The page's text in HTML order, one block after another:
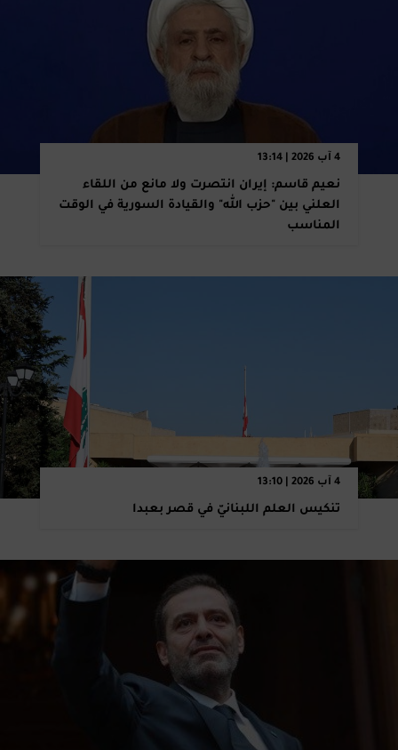
4 آب 2026 | 13:14
نعيم قاسم: إيران انتصرت ولا مانع من اللقاء
العلني بين "حزب الله" والقيادة السورية في الوقت
المناسب
4 آب 2026 | 13:10
تنكيس العلم اللبنانيّ في قصر بعبدا